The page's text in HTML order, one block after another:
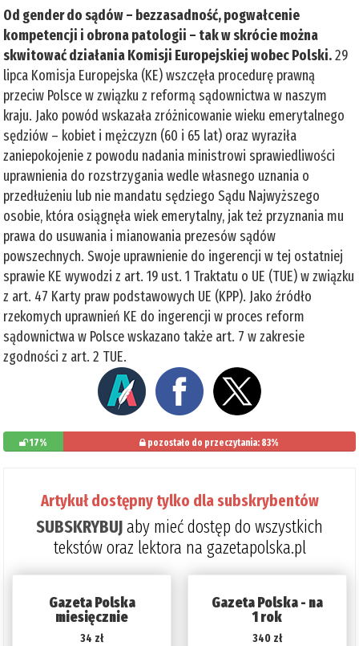
Od gender do sądów – bezzasadność, pogwałcenie
kompetencji i obrona patologii – tak w skrócie można
skwitować działania Komisji Europejskiej wobec Polski.29
lipca Komisja Europejska (KE) wszczęła procedurę prawną
przeciw Polsce w związku z reformą sądownictwa w naszym
kraju. Jako powód wskazała zróżnicowanie wieku emerytalnego
sędziów – kobiet i mężczyzn (60 i 65 lat) oraz wyraziła
zaniepokojenie z powodu nadania ministrowi sprawiedliwości
uprawnienia do rozstrzygania wedle własnego uznania o
przedłużeniu lub nie mandatu sędziego Sądu Najwyższego
osobie, która osiągnęła wiek emerytalny, jak też przyznania mu
prawa do usuwania i mianowania prezesów sądów
powszechnych. Swoje uprawnienie do ingerencji w tej ostatniej
sprawie KE wywodzi z art. 19 ust. 1 Traktatu o UE (TUE) w związku
z art. 47 Karty praw podstawowych UE (KPP). Jako źródło
rzekomych uprawnień KE do ingerencji w proces reform
sądownictwa w Polsce wskazano także art. 7 w zakresie
zgodności z art. 2 TUE.
17% pozostało do przeczytania: 83%
Artykuł dostępny tylko dla subskrybentów
SUBSKRYBUJaby mieć dostęp do wszystkich
tekstów oraz lektora na gazetapolska.pl
Gazeta Polska
miesięcznie
34 zł
Gazeta Polska - na
1 rok
340 zł